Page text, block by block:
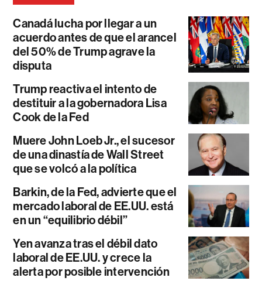
Canadá lucha por llegar a un
acuerdo antes de que el arancel
del 50% de Trump agrave la
disputa
Trump reactiva el intento de
destituir a la gobernadora Lisa
Cook de la Fed
Muere John Loeb Jr., el sucesor
de una dinastía de Wall Street
que se volcó a la política
Barkin, de la Fed, advierte que el
mercado laboral de EE.UU. está
en un “equilibrio débil”
Yen avanza tras el débil dato
laboral de EE.UU. y crece la
alerta por posible intervención